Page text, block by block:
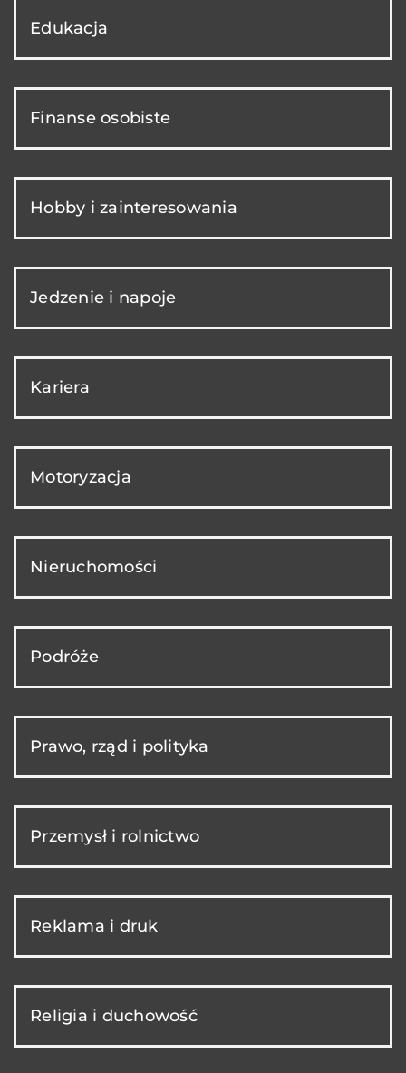
Edukacja
Finanse osobiste
Hobby i zainteresowania
Jedzenie i napoje
Kariera
Motoryzacja
Nieruchomości
Podróże
Prawo, rząd i polityka
Przemysł i rolnictwo
Reklama i druk
Religia i duchowość